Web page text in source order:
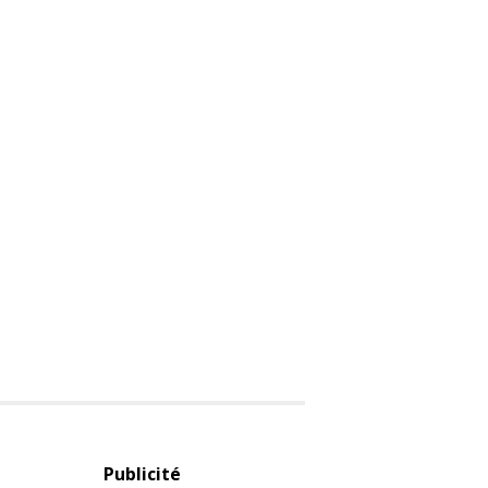
Publicité